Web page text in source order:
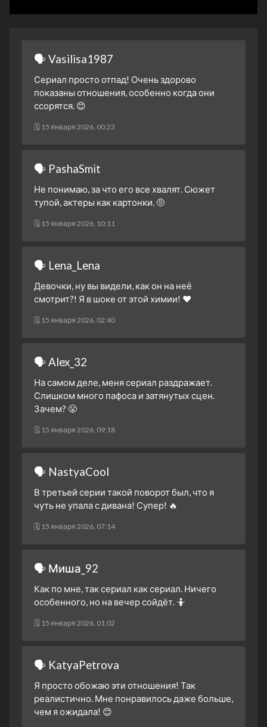
🗣 Vasilisa1987
Сериал просто отпад! Очень здорово
показаны отношения, особенно когда они
ссорятся. 😊
🗓 15 января 2026, 00:23
🗣 PashaSmit
Не понимаю, за что его все хвалят. Сюжет
тупой, актеры как картонки. 🤨
🗓 15 января 2026, 10:11
🗣 Lena_Lena
Девочки, ну вы видели, как он на неё
смотрит?! Я в шоке от этой химии! ❤️
🗓 15 января 2026, 02:40
🗣 Alex_32
На самом деле, меня сериал раздражает.
Слишком много пафоса и затянутых сцен.
Зачем? 😤
🗓 15 января 2026, 09:18
🗣 NastyaCool
В третьей серии такой поворот был, что я
чуть не упала с дивана! Супер! 🔥
🗓 15 января 2026, 07:14
🗣 Миша_92
Как по мне, так сериал как сериал. Ничего
особенного, но на вечер сойдёт. 🤷
🗓 15 января 2026, 01:02
🗣 KatyaPetrova
Я просто обожаю эти отношения! Так
реалистично. Мне понравилось даже больше,
чем я ожидала! 😊